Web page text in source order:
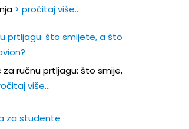
> pročitaj više…
prtljagu: što smijete, a što
za ručnu prtljagu: što smije,
više…
za studente